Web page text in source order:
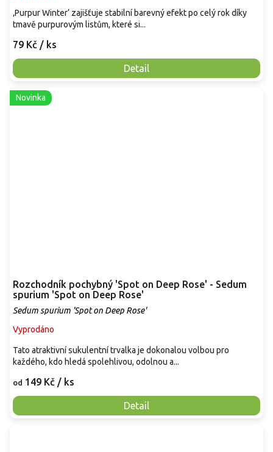
79 Kč / ks
Detail
‚Purpur Winter‘ zajišťuje stabilní barevný efekt po celý rok díky
tmavě purpurovým listům, které si...
Novinka
Rozchodník pochybný 'Spot on Deep Rose' - Sedum
spurium 'Spot on Deep Rose'
Sedum spurium 'Spot on Deep Rose'
Vyprodáno
od 149 Kč / ks
Detail
Tato atraktivní sukulentní trvalka je dokonalou volbou pro
každého, kdo hledá spolehlivou, odolnou a...